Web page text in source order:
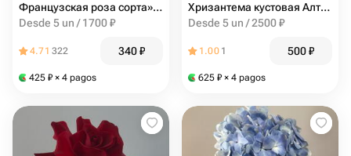
Французская роза сорта»Эсперанс»
Desde 5 un / 1700 ₽
4.71 322 340₽
425 ₽ × 4 pagos
Хризантема кустовая Алтай
Desde 5 un / 2500 ₽
1.00 1 500₽
625 ₽ × 4 pagos